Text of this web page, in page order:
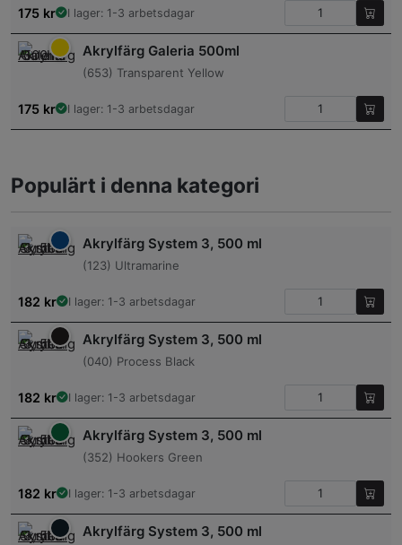
175 kr I lager: 1-3 arbetsdagar
Akrylfärg Galeria 500ml
(653) Transparent Yellow
175 kr I lager: 1-3 arbetsdagar
Populärt i denna kategori
Akrylfärg System 3, 500 ml
(123) Ultramarine
182 kr I lager: 1-3 arbetsdagar
Akrylfärg System 3, 500 ml
(040) Process Black
182 kr I lager: 1-3 arbetsdagar
Akrylfärg System 3, 500 ml
(352) Hookers Green
182 kr I lager: 1-3 arbetsdagar
Akrylfärg System 3, 500 ml